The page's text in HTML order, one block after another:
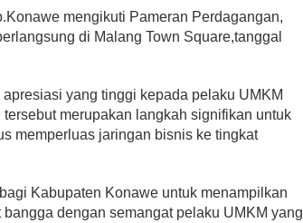
mengikuti Pameran Perdagangan,
di Malang Town Square,tanggal
yang tinggi kepada pelaku UMKM
merupakan langkah signifikan untuk
memperluas jaringan bisnis ke tingkat
Kabupaten Konawe untuk menampilkan
dengan semangat pelaku UMKM yang